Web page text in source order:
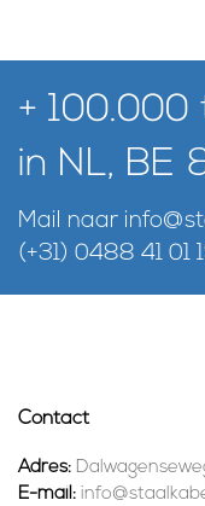
+
in NL, BE
Mail naar
(+31) 0488 41 01
Contact
Adres:
E-mail: